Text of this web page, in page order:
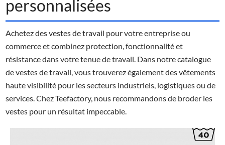
personnalisées
Achetez des vestes de travail pour votre entreprise ou
commerce et combinez protection, fonctionnalité et
résistance dans votre tenue de travail. Dans notre catalogue
de vestes de travail, vous trouverez également des vêtements
haute visibilité pour les secteurs industriels, logistiques ou de
services. Chez Teefactory, nous recommandons de broder les
vestes pour un résultat impeccable.